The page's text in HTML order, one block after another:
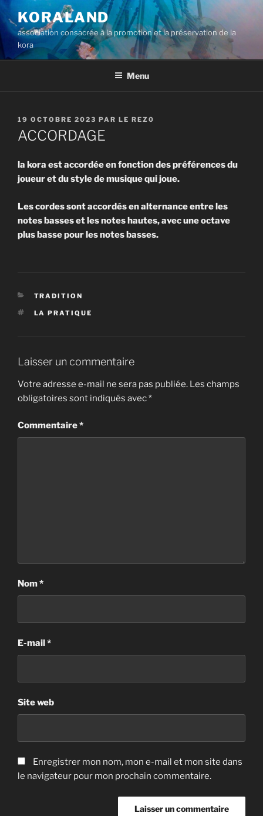
au
contenu
principal
KORALAND
association consacrée à la promotion et la préservation de la
kora
Menu
PUBLIÉ
LE
19 OCTOBRE 2023 PAR LE REZ0
ACCORDAGE
la kora est accordée en fonction des préférences du
joueur et du style de musique qui joue.
Les cordes sont accordés en alternance entre les
notes basses et les notes hautes, avec une octave
plus basse pour les notes basses.
CATÉGORIES
TRADITION
ÉTIQUETTES
LA PRATIQUE
Laisser un commentaire
Votre adresse e-mail ne sera pas publiée. Les champs
obligatoires sont indiqués avec*
Commentaire*
Nom*
E-mail*
Site web
Enregistrer mon nom, mon e-mail et mon site dans
le navigateur pour mon prochain commentaire.